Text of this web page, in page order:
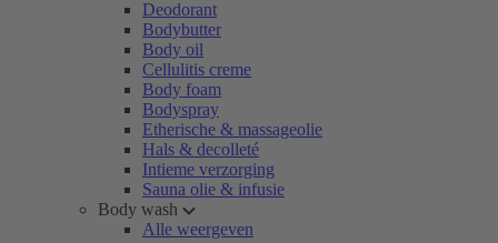
Deodorant
Bodybutter
Body oil
Cellulitis creme
Body foam
Bodyspray
Etherische & massageolie
Hals & decolleté
Intieme verzorging
Sauna olie & infusie
Body wash
Alle weergeven